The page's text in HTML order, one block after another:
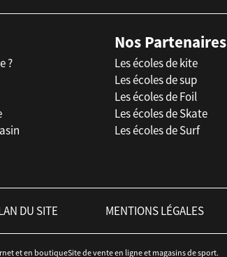
?
Nos Partenaires
Les écoles de kite
Les écoles de sup
Les écoles de Foil
Les écoles de Skate
Les écoles de Surf
DU SITE MENTIONS LÉGALES
et en boutiqueSite de vente en ligne et magasins de sport.